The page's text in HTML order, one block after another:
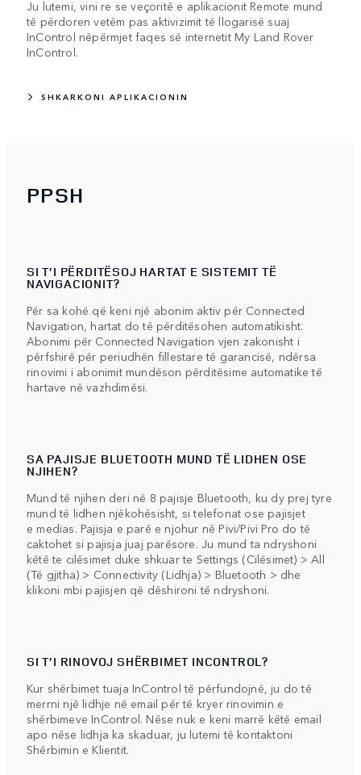
Ju lutemi, vini re se veçoritë e aplikacionit Remote mund
të përdoren vetëm pas aktivizimit të llogarisë suaj
InControl nëpërmjet faqes së internetit My Land Rover
InControl.
SHKARKONI APLIKACIONIN
PPSH
SI T’I PËRDITËSOJ HARTAT E SISTEMIT TË
NAVIGACIONIT?
Për sa kohë që keni një abonim aktiv për Connected
Navigation, hartat do të përditësohen automatikisht.
Abonimi për Connected Navigation vjen zakonisht i
përfshirë për periudhën fillestare të garancisë, ndërsa
rinovimi i abonimit mundëson përditësime automatike të
hartave në vazhdimësi.
SA PAJISJE BLUETOOTH MUND TË LIDHEN OSE
NJIHEN?
Mund të njihen deri në 8 pajisje Bluetooth, ku dy prej tyre
mund të lidhen njëkohësisht, si telefonat ose pajisjet
e medias. Pajisja e parë e njohur në Pivi/Pivi Pro do të
caktohet si pajisja juaj parësore. Ju mund ta ndryshoni
këtë te cilësimet duke shkuar te Settings (Cilësimet) > All
(Të gjitha) > Connectivity (Lidhja) > Bluetooth > dhe
klikoni mbi pajisjen që dëshironi të ndryshoni.
SI T’I RINOVOJ SHËRBIMET INCONTROL?
Kur shërbimet tuaja InControl të përfundojnë, ju do të
merrni një lidhje në email për të kryer rinovimin e
shërbimeve InControl. Nëse nuk e keni marrë këtë email
apo nëse lidhja ka skaduar, ju lutemi të kontaktoni
Shërbimin e Klientit.